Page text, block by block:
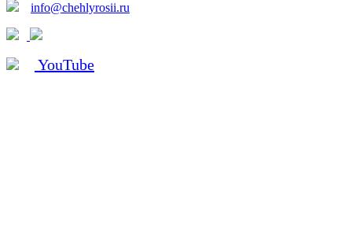
info@chehlyrosii.ru
YouTube